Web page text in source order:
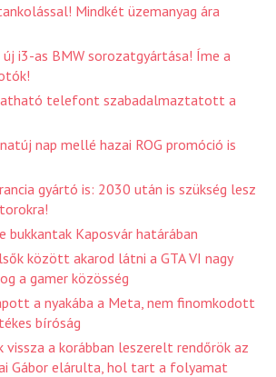
Mindkét üzemanyag ára
i3-as BMW sorozatgyártása! Íme a
telefont szabadalmaztatott a
nap mellé hazai ROG promóció is
gyártó is: 2030 után is szükség lesz
bukkantak Kaposvár határában
között akarod látni a GTA VI nagy
a gamer közösség
a nyakába a Meta, nem finomkodott
bíróság
vissza a korábban leszerelt rendőrök az
Gábor elárulta, hol tart a folyamat